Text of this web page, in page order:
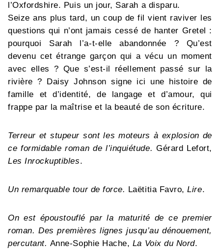
l’Oxfordshire. Puis un jour, Sarah a disparu.
Seize ans plus tard, un coup de fil vient raviver les
questions qui n’ont jamais cessé de hanter Gretel :
pourquoi Sarah l’a-t-elle abandonnée ? Qu’est
devenu cet étrange garçon qui a vécu un moment
avec elles ? Que s’est-il réellement passé sur la
rivière ? Daisy Johnson signe ici une histoire de
famille et d’identité, de langage et d’amour, qui
frappe par la maîtrise et la beauté de son écriture.
Terreur et stupeur sont les moteurs à explosion de
ce formidable roman de l’inquiétude. Gérard Lefort,
Les Inrockuptibles.
Un remarquable tour de force. Laëtitia Favro,Lire.
On est époustouflé par la maturité de ce premier
roman. Des premières lignes jusqu’au dénouement,
percutant. Anne-Sophie Hache, La Voix du Nord.